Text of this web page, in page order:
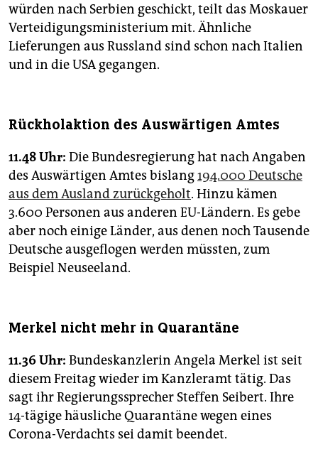
würden nach Serbien geschickt, teilt das Moskauer
Verteidigungsministerium mit. Ähnliche
Lieferungen aus Russland sind schon nach Italien
und in die USA gegangen.
Rückholaktion des Auswärtigen Amtes
11.48 Uhr: Die Bundesregierung hat nach Angaben
des Auswärtigen Amtes bislang194.000 Deutsche
aus dem Ausland zurückgeholt. Hinzu kämen
3.600 Personen aus anderen EU-Ländern. Es gebe
aber noch einige Länder, aus denen noch Tausende
Deutsche ausgeflogen werden müssten, zum
Beispiel Neuseeland.
Merkel nicht mehr in Quarantäne
11.36 Uhr: Bundeskanzlerin Angela Merkel ist seit
diesem Freitag wieder im Kanzleramt tätig. Das
sagt ihr Regierungssprecher Steffen Seibert. Ihre
14-tägige häusliche Quarantäne wegen eines
Corona-Verdachts sei damit beendet.